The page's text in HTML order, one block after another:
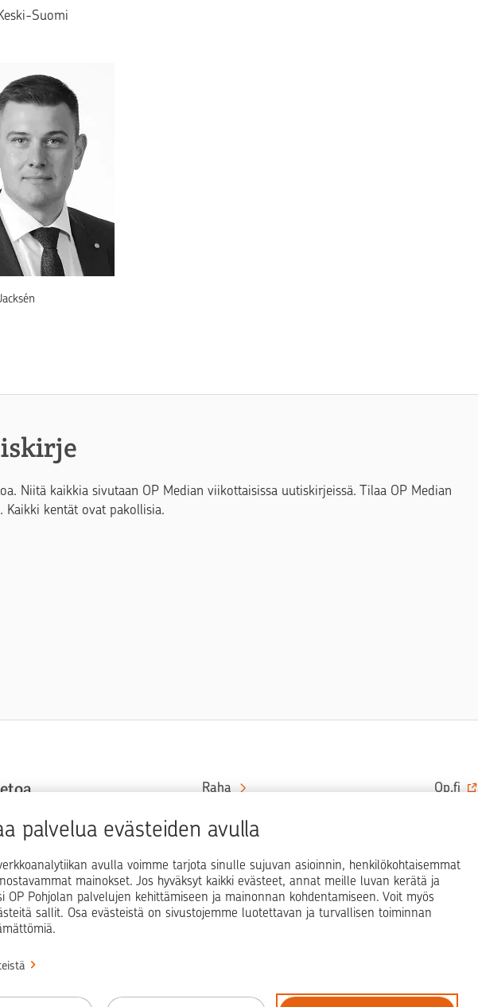
palvelua evästeiden avulla
avulla voimme tarjota sinulle sujuvan asioinnin, henkilökohtaisemmat
mainokset. Jos hyväksyt kaikki evästeet, annat meille luvan kerätä ja
OP Pohjolan palvelujen kehittämiseen ja mainonnan kohdentamiseen. Voit myös
sallit. Osa evästeistä on sivustojemme luotettavan ja turvallisen toiminnan
Suomi
Niitä kaikkia sivutaan OP Median viikottaisissa uutiskirjeissä. Tilaa OP Median
Kaikki kentät ovat pakollisia.
rahaa
ja
Raha
Yrityselämä
Blogit ja puheenvuorot
Op.fi
Facebook